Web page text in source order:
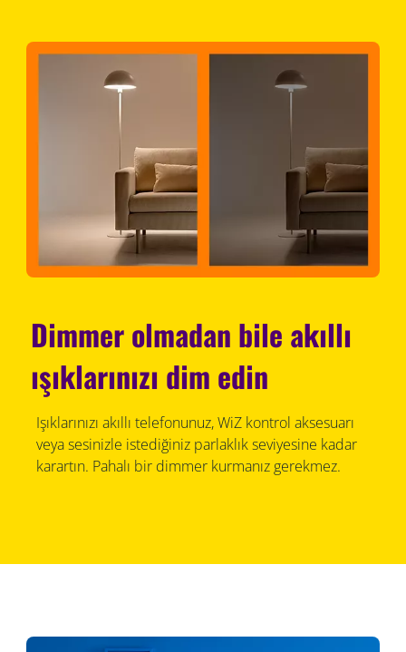
Dimmer olmadan bile akıllı
ışıklarınızı dim edin
Işıklarınızı akıllı telefonunuz, WiZ kontrol aksesuarı
veya sesinizle istediğiniz parlaklık seviyesine kadar
karartın. Pahalı bir dimmer kurmanız gerekmez.